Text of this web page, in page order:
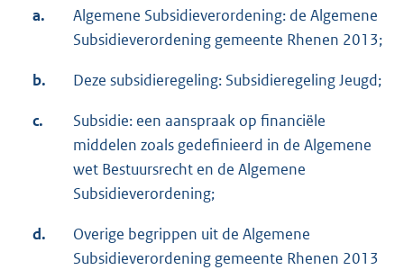
a.
Algemene Subsidieverordening: de Algemene
Subsidieverordening gemeente Rhenen 2013;
b. Deze subsidieregeling: Subsidieregeling Jeugd;
c.
Subsidie: een aanspraak op financiële
middelen zoals gedefinieerd in de Algemene
wet Bestuursrecht en de Algemene
Subsidieverordening;
d.
Overige begrippen uit de Algemene
Subsidieverordening gemeente Rhenen 2013